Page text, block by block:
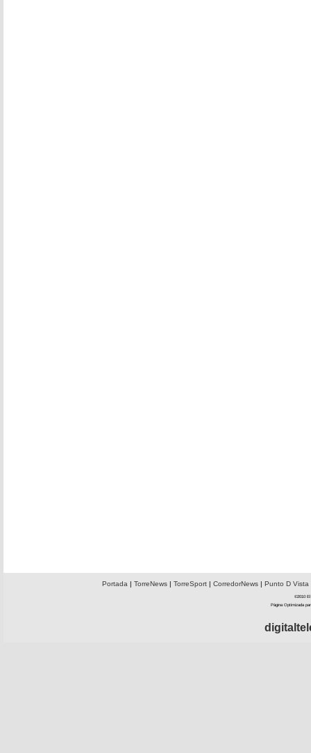
Portada | TorreNews| TorreSport| CorredorNews| Punto D Vista
©2010 El
Página Optimizada